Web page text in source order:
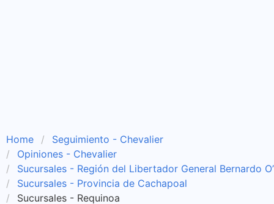
Home
Seguimiento - Chevalier
Opiniones - Chevalier
Sucursales - Región del Libertador General Bernardo
Sucursales - Provincia de Cachapoal
Sucursales - Requinoa